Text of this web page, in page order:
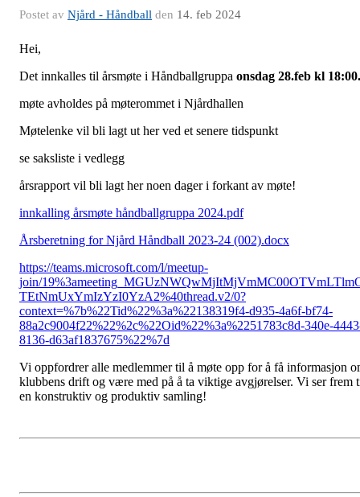
Postet av Njård - Håndball den 14. feb 2024
Hei,
Det innkalles til årsmøte i Håndballgruppa onsdag 28.feb kl 18:00.
møte avholdes på møterommet i Njårdhallen
Møtelenke vil bli lagt ut her ved et senere tidspunkt
se saksliste i vedlegg
årsrapport vil bli lagt her noen dager i forkant av møte!
innkalling årsmøte håndballgruppa 2024.pdf
Årsberetning for Njård Håndball 2023-24 (002).docx
https://teams.microsoft.com/l/meetup-
join/
TEtNmUxYmIzYzI0YzA2%40thread.v2/0?
context=%7b%22Tid%22%3a%22138319f4-d935-4a6f-bf74-
88a2c9004f22%22%2c%22Oid%22%3a%2251783c8d-340e-
8136-d63af1837675%22%7d
Vi oppfordrer alle medlemmer til å møte opp for å få informasjon
klubbens drift og være med på å ta viktige avgjørelser. Vi ser frem
en konstruktiv og produktiv samling!